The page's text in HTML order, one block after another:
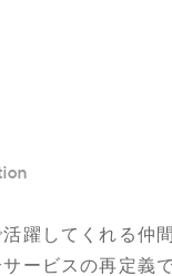
躍してくれる仲
ービスの再定義で